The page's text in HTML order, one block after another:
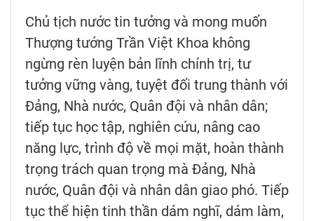
Chủ tịch nước tin tưởng và mong muốn
Thượng tướng Trần Việt Khoa không
ngừng rèn luyện bản lĩnh chính trị, tư
tưởng vững vàng, tuyệt đối trung thành với
Đảng, Nhà nước, Quân đội và nhân dân;
tiếp tục học tập, nghiên cứu, nâng cao
năng lực, trình độ về mọi mặt, hoàn thành
trọng trách quan trọng mà Đảng, Nhà
nước, Quân đội và nhân dân giao phó. Tiếp
tục thể hiện tinh thần dám nghĩ, dám làm,